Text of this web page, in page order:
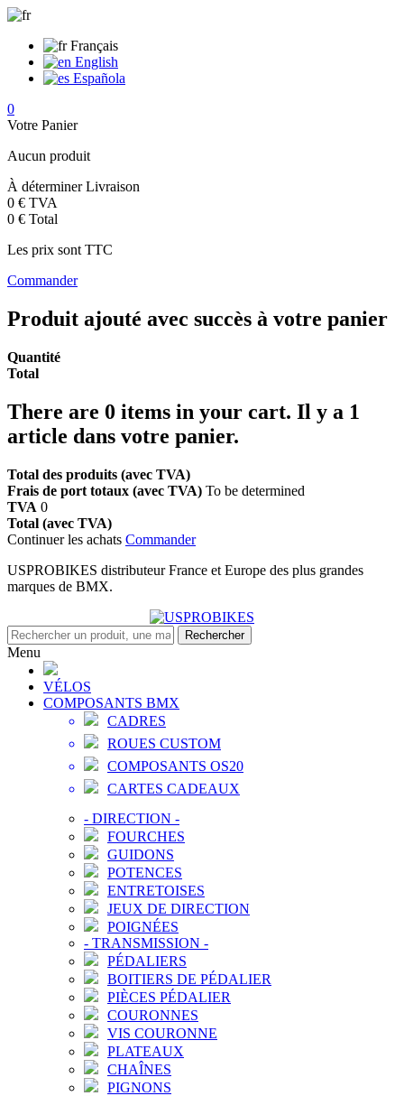
Français
English
Española
0
Votre Panier
Aucun produit
À déterminerLivraison
0 € TVA
0 € Total
Les prix sont TTC
Commander
Produit ajouté avec succès à votre panier
Quantité
Total
There are 0 items in your cart. Il y a 1
article dans votre panier.
Total des produits (avec TVA)
Frais de port totaux (avec TVA) To be determined
TVA 0
Total (avec TVA)
Continuer les achats Commander
USPROBIKES distributeur France et Europe des plus grandes
marques de BMX.
Rechercher
Menu
VÉLOS
COMPOSANTS BMX
CADRES
ROUES CUSTOM
COMPOSANTS OS20
CARTES CADEAUX
- DIRECTION -
FOURCHES
GUIDONS
POTENCES
ENTRETOISES
JEUX DE DIRECTION
POIGNÉES
- TRANSMISSION -
PÉDALIERS
BOITIERS DE PÉDALIER
PIÈCES PÉDALIER
COURONNES
VIS COURONNE
PLATEAUX
CHAÎNES
PIGNONS